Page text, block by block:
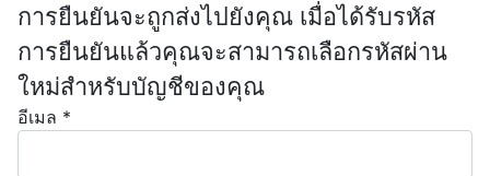
การยืนยันจะถูกส่งไปยังคุณ เมื่อได้รับรหัส
การยืนยันแล้วคุณจะสามารถเลือกรหัสผ่าน
ใหม่สำหรับบัญชีของคุณ
อีเมล *